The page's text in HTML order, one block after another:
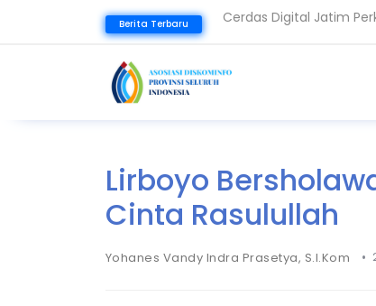
Berita Terbaru 339 Peserta Ikuti
Lirboyo
Cinta Rasulullah
Yohanes Vandy Indra Prasetya, S.I.Kom •